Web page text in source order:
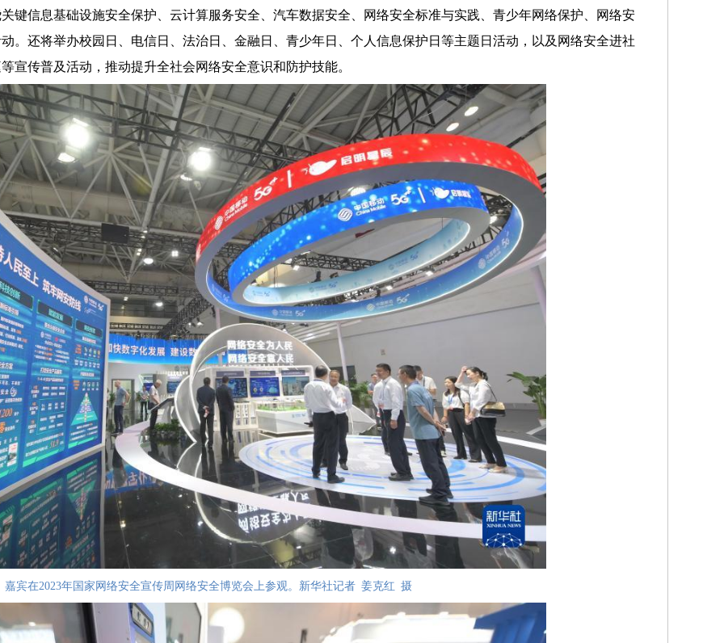
键信息基础设施安全保护、云计算服务安全、汽车数据安全、网络安全标准与实践、青少年网络保护、网络安
。还将举办校园日、电信日、法治日、金融日、青少年日、个人信息保护日等主题日活动，以及网络安全进社
宣传普及活动，推动提升全社会网络安全意识和防护技能。
嘉宾在2023年国家网络安全宣传周网络安全博览会上参观。新华社记者 姜克红 摄